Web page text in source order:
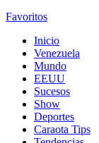
Favoritos
Inicio
Venezuela
Mundo
EEUU
Sucesos
Show
Deportes
Caraota Tips